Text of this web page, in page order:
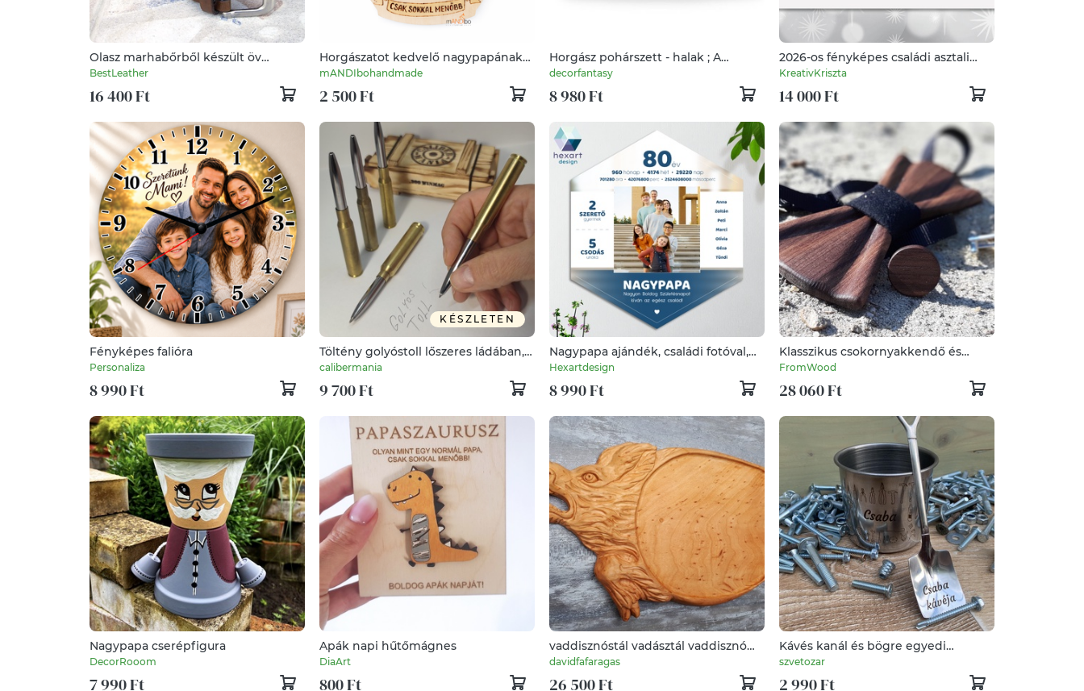
Olasz marhabőrből készült öv
férfiaknak, Antik barna marhabőr
férfiaknak,
BestLeather
16 400 Ft
Horgászatot kedvelő nagypapának
készült pirogravírozott képecske
mANDIbohandmade
2 500 Ft
Horgász pohárszett - halak ; A
horgászat szerelmeseinek
decorfantasy
8 980 Ft
2026-os fényképes családi asztali
naptár (heti kiosztással)
KreativKriszta
14 000 Ft
Fényképes falióra
Personaliza
8 990 Ft
KÉSZLETEN
Töltény golyóstoll lőszeres ládában,
Vadász ajándék
calibermania
9 700 Ft
Nagypapa ajándék, családi fotóval,
50, 60, 70, 80 éves - fali kép, dekor
(egyedi családi képpel és adatokkal)
Hexartdesign
8 990 Ft
Klasszikus csokornyakkendő és
mandzsetta diófából, szettben
FromWood
28 060 Ft
Nagypapa cserépfigura
DecorRooom
7 990 Ft
Apák napi hűtőmágnes
DiaArt
800 Ft
vaddisznóstál vadásztál vaddisznó
vadászajándék fatál kínálótál
vaddisznófaragás
davidfafaragas
26 500 Ft
Kávés kanál és bögre egyedi
gravírozással, szerszám,ásó,lapát,
szvetozar
2 990 Ft